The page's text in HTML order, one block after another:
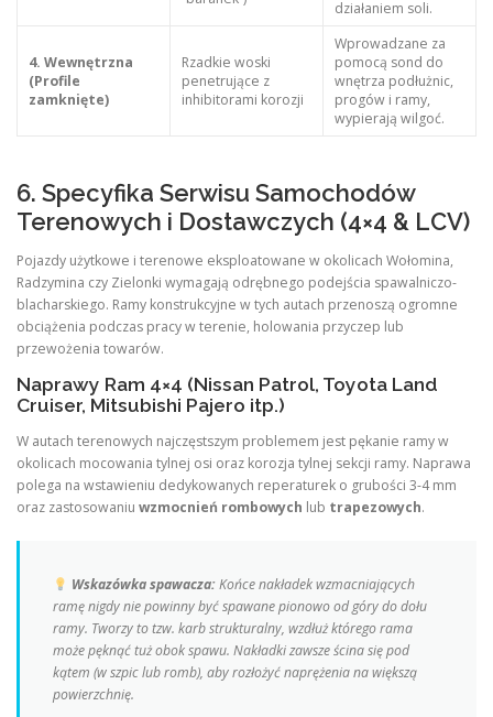
działaniem soli.
4. Wewnętrzna
(Profile
zamknięte)
Rzadkie woski
penetrujące z
inhibitorami korozji
Wprowadzane za
pomocą sond do
wnętrza podłużnic,
progów i ramy,
wypierają wilgoć.
6. Specyfika Serwisu Samochodów
Terenowych i Dostawczych (4×4 & LCV)
Pojazdy użytkowe i terenowe eksploatowane w okolicach Wołomina,
Radzymina czy Zielonki wymagają odrębnego podejścia spawalniczo-
blacharskiego. Ramy konstrukcyjne w tych autach przenoszą ogromne
obciążenia podczas pracy w terenie, holowania przyczep lub
przewożenia towarów.
Naprawy Ram 4×4 (Nissan Patrol, Toyota Land
Cruiser, Mitsubishi Pajero itp.)
W autach terenowych najczęstszym problemem jest pękanie ramy w
okolicach mocowania tylnej osi oraz korozja tylnej sekcji ramy. Naprawa
polega na wstawieniu dedykowanych reperaturek o grubości 3-4 mm
oraz zastosowaniu wzmocnień rombowych lub trapezowych.
Wskazówka spawacza:Końce nakładek wzmacniających
ramę nigdy nie powinny być spawane pionowo od góry do dołu
ramy. Tworzy to tzw. karb strukturalny, wzdłuż którego rama
może pęknąć tuż obok spawu. Nakładki zawsze ścina się pod
kątem (w szpic lub romb), aby rozłożyć naprężenia na większą
powierzchnię.